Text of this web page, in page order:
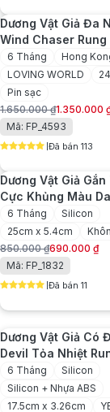
750.000 ₫.
là:
580.000 ₫.
Dương Vật Giả Đa
Wind Chaser Rung
360 Độ
6 Tháng Hong
LOVING WORLD
Pin sạc
1.650.000₫
Giá
gốc
là:
1.650.000 ₫.
1.350.000
Giá
hiện
tại
là:
1.350.000 ₫.
Mã: FP_4593
Đã bán 113
Dương Vật Giả
Cực Khủng Màu
6 Tháng
Silicon
25cm x 5.4cm
850.000₫
Giá
gốc
là:
850.000 ₫.
690.000 ₫
Giá
hiện
tại
là:
Mã: FP_1832
Đã bán 11
Dương Vật Giả Có
Devil Tỏa Nhiệt
Mạnh Mẽ
6 Tháng
Silicon
Silicon + Nhựa ABS
17.5cm x 3.26cm